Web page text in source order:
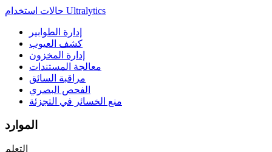
حالات استخدام Ultralytics
إدارة الطوابير
كشف العيوب
إدارة المخزون
معالجة المستندات
مراقبة السائق
الفحص البصري
منع الخسائر في التجزئة
الموارد
التعلم